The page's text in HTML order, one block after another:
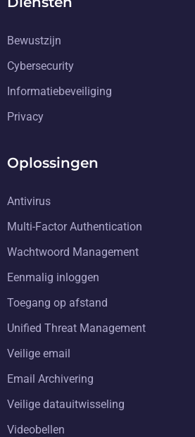
Bewustzijn
Cybersecurity
Informatiebeveiliging
Privacy
Oplossingen
Antivirus
Multi-Factor Authentication
Wachtwoord Management
Eenmalig inloggen
Toegang op afstand
Unified Threat Management
Veilige email
Email Archivering
Veilige datauitwisseling
Videobellen